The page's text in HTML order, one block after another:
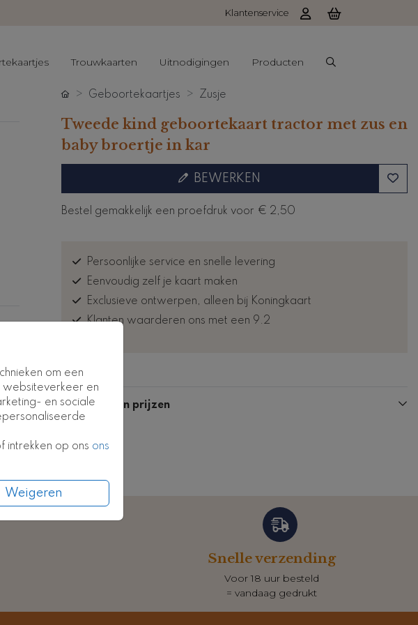
Klantenservice
Trouwkaarten Uitnodigingen Producten
om een
en
en sociale
intrekken op ons ons
Weigeren
Geboortekaartjes Zusje
Tweede kind geboortekaart tractor met zus en
baby broertje in kar
BEWERKEN
Bestel gemakkelijk een proefdruk voor € 2,50
Persoonlijke service en snelle levering
Eenvoudig zelf je kaart maken
Exclusieve ontwerpen, alleen bij Koningkaart
Klanten waarderen ons met een 9.2
Formaten en prijzen
Snelle verzending
Voor 18 uur besteld
= vandaag gedrukt